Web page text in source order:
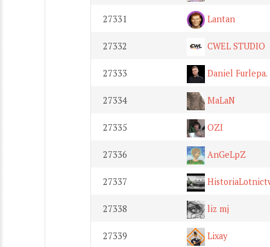
27331 Lantan
27332 CWEL STUDIO
27333 Daniel
27334 MaLaN
27335 OZI
27336 AnGeLpZ
27337
27338 liz mj
27339 Lixay